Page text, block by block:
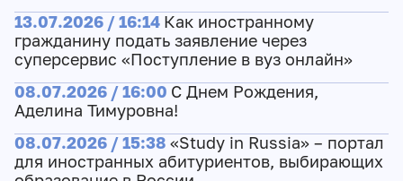
13.07.2026 / 16:14 Как иностранному
гражданину подать заявление через
суперсервис «Поступление в вуз онлайн»
08.07.2026 / 16:00 С Днем Рождения,
Аделина Тимуровна!
08.07.2026 / 15:38 «Study in Russia» – портал
для иностранных абитуриентов, выбирающих